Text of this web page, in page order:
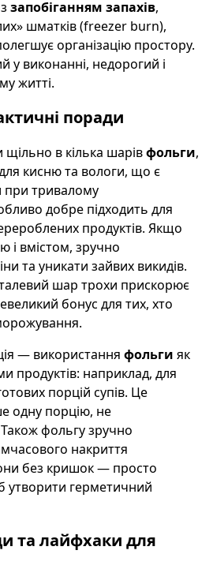
запобіганням запахів,
шматків (freezer burn),
організацію простору.
у виконанні, недорогий і
житті.
поради
в кілька шарівфольги,
кисню та вологи, що є
тривалому
добре підходить для
продуктів. Якщо
і вмістом, зручно
та уникати зайвих викидів.
шар трохи прискорює
бонус для тих, хто
— використання фольги як
продуктів: наприклад, для
порцій супів. Це
одну порцію, не
фольгу зручно
накриття
без кришок — просто
герметичний
та лайфхаки для